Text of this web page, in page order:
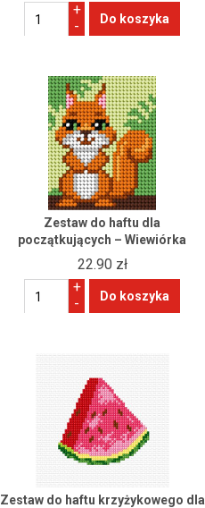
+
-
Zestaw do haftu dla
początkujących – Wiewiórka
22.90 zł
+
-
Zestaw do haftu krzyżykowego dla